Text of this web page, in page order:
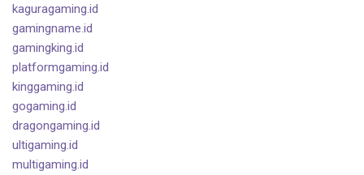
kaguragaming.id
gamingname.id
gamingking.id
platformgaming.id
kinggaming.id
gogaming.id
dragongaming.id
ultigaming.id
multigaming.id